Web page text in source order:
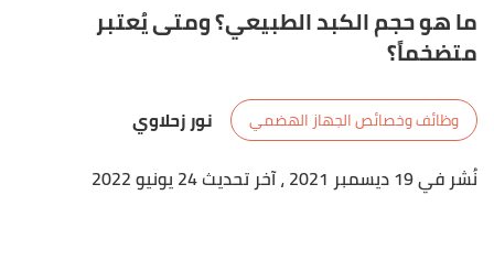
ما هو حجم الكبد الطبيعي؟ ومتى يُعتبر
متضخماً؟
وظائف وخصائص الجهاز الهضمي
نور زحلاوي
نُشر في 19 ديسمبر 2021
، آخر تحديث 24 يونيو 2022